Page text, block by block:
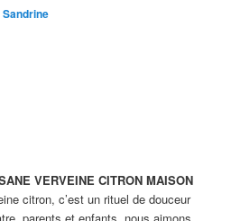
Sandrine
VERVEINE CITRON MAISON
citron, c’est un rituel de douceur